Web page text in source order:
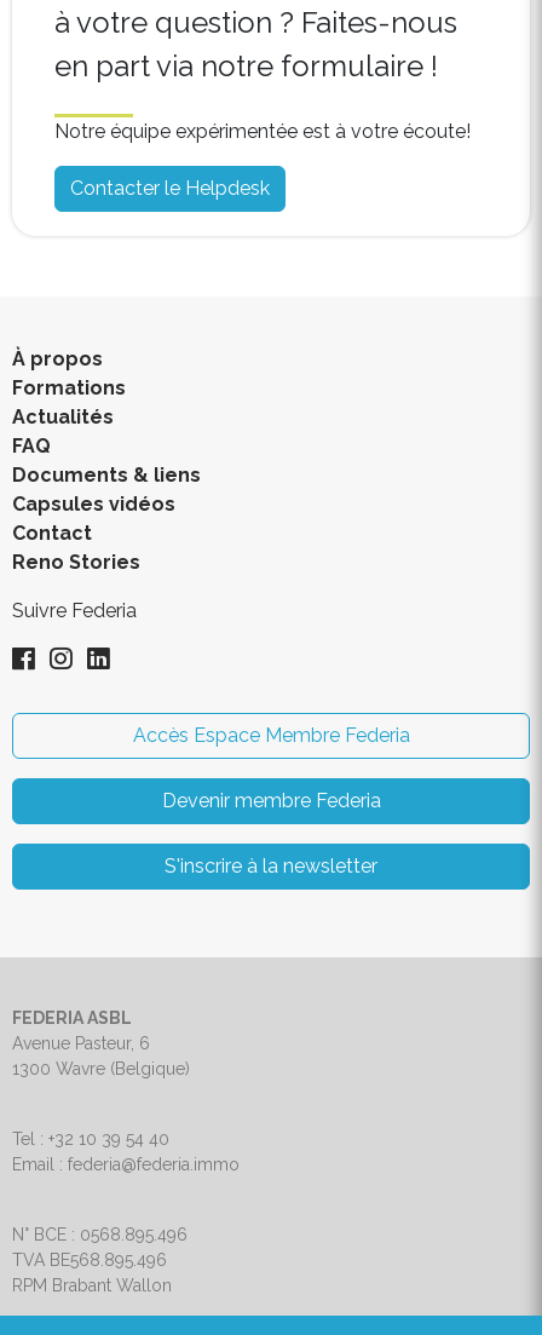
à votre question ? Faites-nous
en part via notre formulaire !
Notre équipe expérimentée est à votre écoute!
Contacter le Helpdesk
À propos
Formations
Actualités
FAQ
Documents & liens
Capsules vidéos
Contact
Reno Stories
Suivre Federia
Accès Espace Membre Federia
Devenir membre Federia
S'inscrire à la newsletter
FEDERIA ASBL
Avenue Pasteur, 6
1300 Wavre (Belgique)
Tel : +32 10 39 54 40
Email : federia@federia.immo
N° BCE : 0568.895.496
TVA BE568.895.496
RPM Brabant Wallon